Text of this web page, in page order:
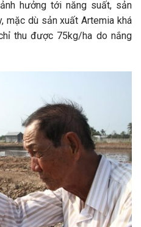
hưởng tới năng suất, sản
mặc dù sản xuất Artemia khá
thu được 75kg/ha do nắng